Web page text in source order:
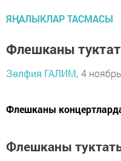
ЯҢАЛЫКЛАР ТАСМАСЫ
Флешканы
Зөлфия ГАЛИМ, 4
Флешканы
Флешканы